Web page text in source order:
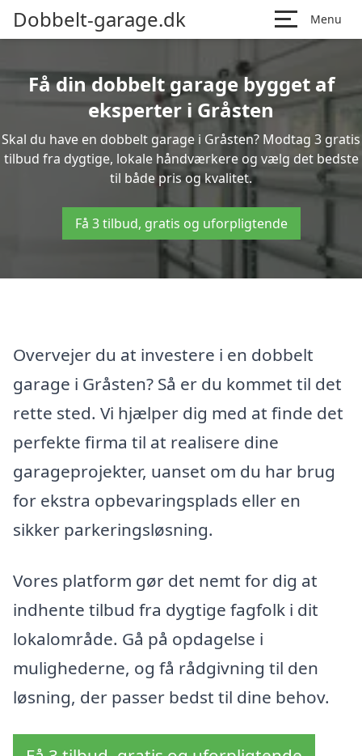
Dobbelt-garage.dk Menu
Få din dobbelt garage bygget af
eksperter i Gråsten
Skal du have en dobbelt garage i Gråsten? Modtag 3 gratis
tilbud fra dygtige, lokale håndværkere og vælg det bedste
til både pris og kvalitet.
Få 3 tilbud, gratis og uforpligtende
Overvejer du at investere i en dobbelt
garage i Gråsten? Så er du kommet til det
rette sted. Vi hjælper dig med at finde det
perfekte firma til at realisere dine
garageprojekter, uanset om du har brug
for ekstra opbevaringsplads eller en
sikker parkeringsløsning.
Vores platform gør det nemt for dig at
indhente tilbud fra dygtige fagfolk i dit
lokalområde. Gå på opdagelse i
mulighederne, og få rådgivning til den
løsning, der passer bedst til dine behov.